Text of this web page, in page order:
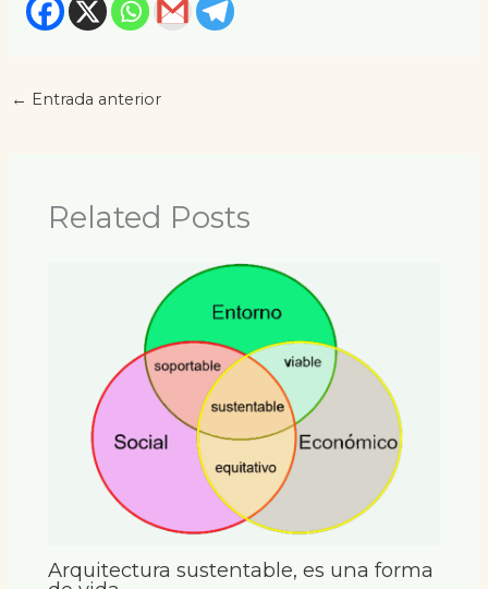
← Entrada anterior
Related Posts
Arquitectura sustentable, es una forma